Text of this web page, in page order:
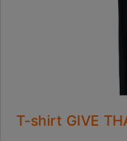
T-shirt GIVE